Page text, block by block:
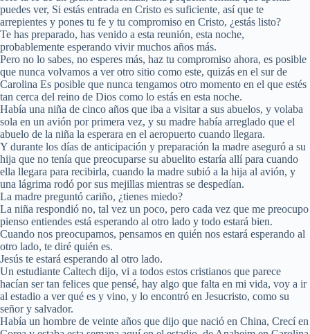
puedes ver, Si estás entrada en Cristo es suficiente, así que te
arrepientes y pones tu fe y tu compromiso en Cristo, ¿estás listo?
Te has preparado, has venido a esta reunión, esta noche,
probablemente esperando vivir muchos años más.
Pero no lo sabes, no esperes más, haz tu compromiso ahora, es posible
que nunca volvamos a ver otro sitio como este, quizás en el sur de
Carolina Es posible que nunca tengamos otro momento en el que estés
tan cerca del reino de Dios como lo estás en esta noche.
Había una niña de cinco años que iba a visitar a sus abuelos, y volaba
sola en un avión por primera vez, y su madre había arreglado que el
abuelo de la niña la esperara en el aeropuerto cuando llegara.
Y durante los días de anticipación y preparación la madre aseguró a su
hija que no tenía que preocuparse su abuelito estaría allí para cuando
ella llegara para recibirla, cuando la madre subió a la hija al avión, y
una lágrima rodó por sus mejillas mientras se despedían.
La madre preguntó cariño, ¿tienes miedo?
La niña respondió no, tal vez un poco, pero cada vez que me preocupo
pienso entiendes está esperando al otro lado y todo estará bien.
Cuando nos preocupamos, pensamos en quién nos estará esperando al
otro lado, te diré quién es.
Jesús te estará esperando al otro lado.
Un estudiante Caltech dijo, vi a todos estos cristianos que parece
hacían ser tan felices que pensé, hay algo que falta en mi vida, voy a ir
al estadio a ver qué es y vino, y lo encontró en Jesucristo, como su
señor y salvador.
Había un hombre de veinte años que dijo que nació en China, Crecí en